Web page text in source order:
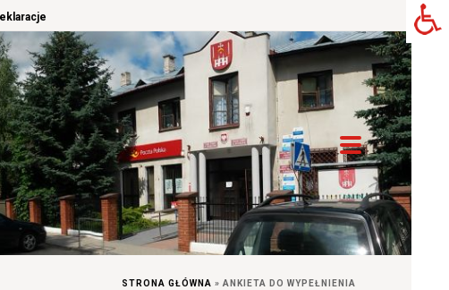
STRONA GŁÓWNA » ANKIETA DO WYPEŁNIENIA